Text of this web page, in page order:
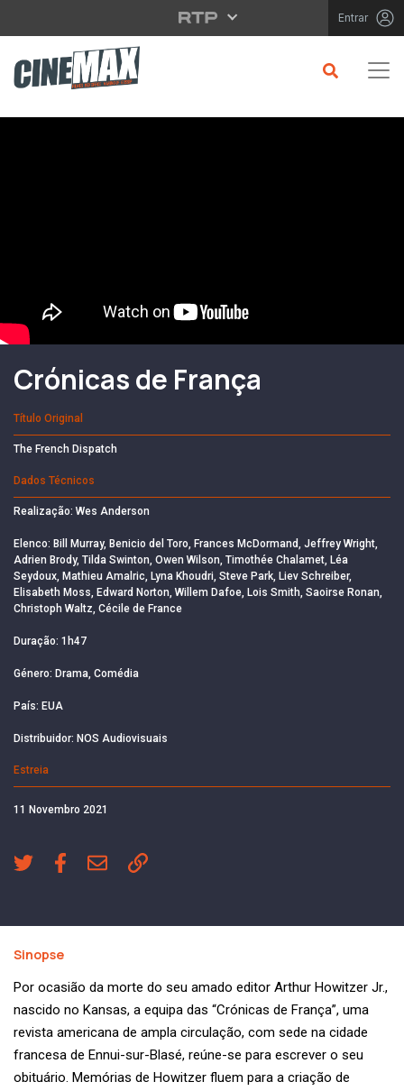
Saltar para o conteúdo principal Entrar
Filme em Cartaz
Crónicas de França
Título Original
The French Dispatch
Dados Técnicos
Realização: Wes Anderson
Elenco: Bill Murray, Benicio del Toro, Frances McDormand, Jeffrey Wright,
Adrien Brody, Tilda Swinton, Owen Wilson, Timothée Chalamet, Léa
Seydoux, Mathieu Amalric, Lyna Khoudri, Steve Park, Liev Schreiber,
Elisabeth Moss, Edward Norton, Willem Dafoe, Lois Smith, Saoirse Ronan,
Christoph Waltz, Cécile de France
Duração: 1h47
Género: Drama, Comédia
País: EUA
Distribuidor: NOS Audiovisuais
Estreia
11 Novembro 2021
Sinopse
Por ocasião da morte do seu amado editor Arthur Howitzer Jr.,
nascido no Kansas, a equipa das “Crónicas de França”, uma
revista americana de ampla circulação, com sede na cidade
francesa de Ennui-sur-Blasé, reúne-se para escrever o seu
obituário. Memórias de Howitzer fluem para a criação de